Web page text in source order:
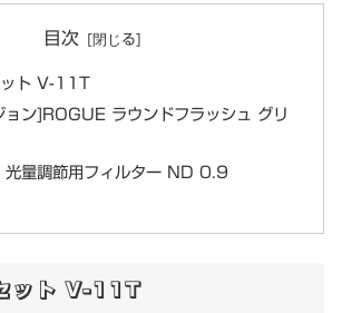
目次
ット V-11T
ョン]ROGUE ラウンドフラッシュ グリ
光量調節用フィルター ND 0.9
ット V-11T